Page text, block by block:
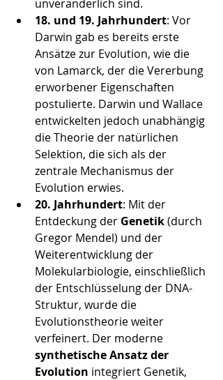
unveränderlich sind.
18. und 19. Jahrhundert: Vor
Darwin gab es bereits erste
Ansätze zur Evolution, wie die
von Lamarck, der die Vererbung
erworbener Eigenschaften
postulierte. Darwin und Wallace
entwickelten jedoch unabhängig
die Theorie der natürlichen
Selektion, die sich als der
zentrale Mechanismus der
Evolution erwies.
20. Jahrhundert: Mit der
Entdeckung der Genetik (durch
Gregor Mendel) und der
Weiterentwicklung der
Molekularbiologie, einschließlich
der Entschlüsselung der DNA-
Struktur, wurde die
Evolutionstheorie weiter
verfeinert. Der moderne
synthetische Ansatz der
Evolution integriert Genetik,